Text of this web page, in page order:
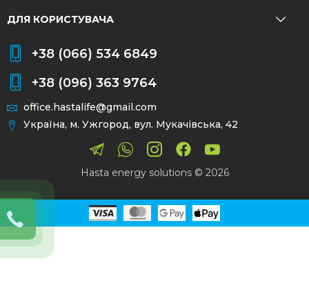
ДЛЯ КОРИСТУВАЧА
+38 (066) 534 6849
+38 (096) 363 9764
office.hastalife@gmail.com
Україна, м. Ужгород, вул. Мукачівська, 42
Hasta energy solutions © 2026